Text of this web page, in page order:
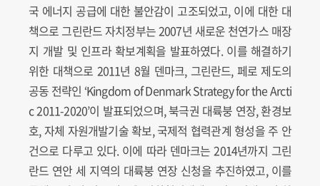
국 에너지 공급에 대한 불안감이 고조되었고, 이에 대한 대
책으로 그린란드 자치정부는 2007년 새로운 천연가스 매장
지 개발 및 인프라 확보계획을 발표하였다. 이를 해결하기
위한 대책으로 2011년 8월 덴마크, 그린란드, 페로 제도의
공동 전략인 ‘Kingdom of Denmark Strategy for the Arcti
c 2011-2020’이 발표되었으며, 북극권 대륙붕 연장, 환경보
호, 자체 자원개발기술 확보, 국제적 협력관계 형성을 주 안
건으로 다루고 있다. 이에 따라 덴마크는 2014년까지 그린
란드 연안 세 지역의 대륙붕 연장 신청을 추진하였고, 이를